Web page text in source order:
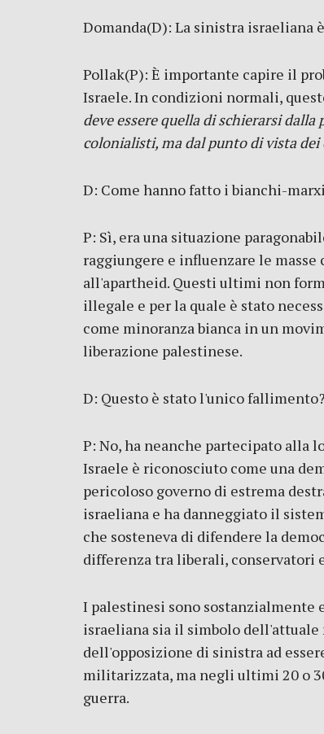
Domanda(D): La sinistra israeliana
Pollak(P): È importante capire il
Israele. In condizioni normali,
deve essere quella di schierarsi
colonialisti, ma dal punto di vista
D: Come hanno fatto i bianchi-
P: Sì, era una situazione
raggiungere e influenzare le
all'apartheid. Questi ultimi non
illegale e per la quale è stato
come minoranza bianca in un
liberazione palestinese.
D: Questo è stato l'unico fallimento?
P: No, ha neanche partecipato alla
Israele è riconosciuto come una
pericoloso governo di estrema
israeliana e ha danneggiato il
che sosteneva di difendere la
differenza tra liberali, conservatori
I palestinesi sono sostanzialmente
israeliana sia il simbolo
dell'opposizione di sinistra ad
militarizzata, ma negli ultimi 20 o
guerra.